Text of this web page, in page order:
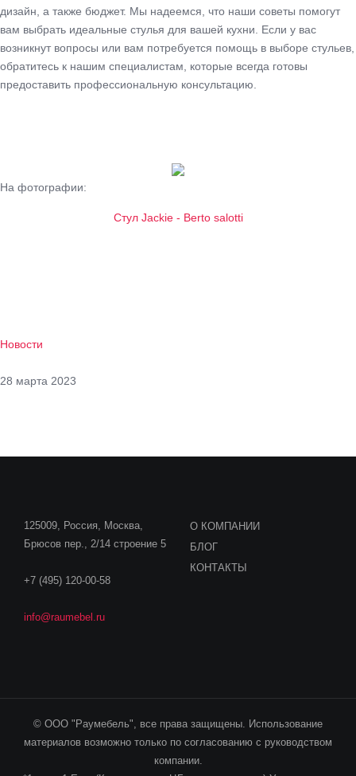
дизайн, а также бюджет. Мы надеемся, что наши советы помогут
вам выбрать идеальные стулья для вашей кухни. Если у вас
возникнут вопросы или вам потребуется помощь в выборе стульев,
обратитесь к нашим специалистам, которые всегда готовы
предоставить профессиональную консультацию.
На фотографии:
Стул Jackie - Berto salotti
Новости
28 марта 2023
125009, Россия, Москва,
Брюсов пер., 2/14 строение 5
+7 (495) 120-00-58
info@raumebel.ru
О КОМПАНИИ
БЛОГ
КОНТАКТЫ
© ООО "Раумебель", все права защищены. Использование
материалов возможно только по согласованию с руководством
компании.